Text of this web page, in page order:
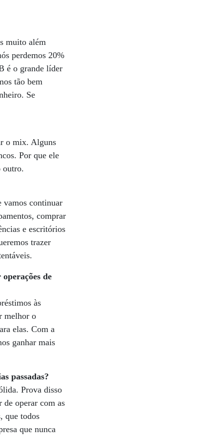
muito além
perdemos 20%
é o grande líder
tão bem
Se
o mix. Alguns
Por que ele
outro.
vamos continuar
comprar
e escritórios
trazer
de
às
melhor o
elas. Com a
ganhar mais
passadas?
Prova disso
de operar com as
que todos
que nunca